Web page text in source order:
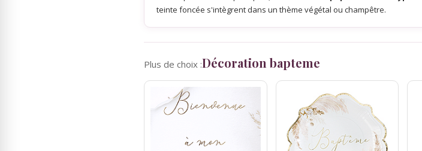
teinte foncée s'intègrent dans un thème végétal ou champêtre.
Plus de choix :Décoration bapteme